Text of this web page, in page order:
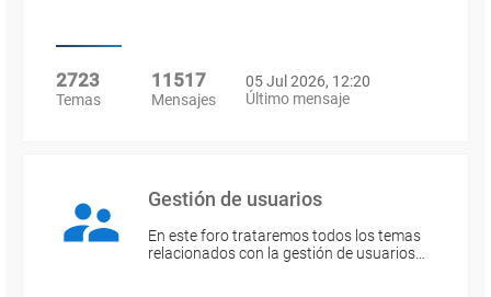
2723
Temas
11517
Mensajes
05 Jul 2026, 12:20
Último mensaje
Gestión de usuarios
En este foro trataremos todos los temas
relacionados con la gestión de usuarios…